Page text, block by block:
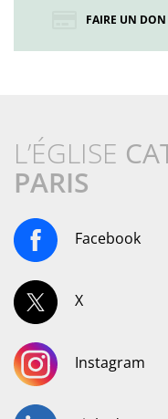
FAIRE UN DON
L’ÉGLISE
PARIS
Facebook
X
Instagram